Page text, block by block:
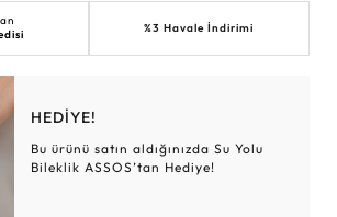
%3 Havale İndirimi
HEDİYE!
Bu ürünü satın aldığınızda Su Yolu
Bileklik ASSOS’tan Hediye!